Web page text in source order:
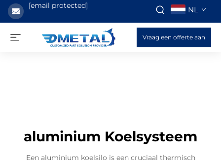
[email protected] NL
Vraag een offerte aan
aluminium Koelsysteem
Een aluminium koelsilo is een cruciaal thermisch